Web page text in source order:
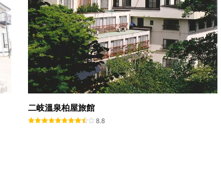
二岐溫泉柏屋旅館
8.8